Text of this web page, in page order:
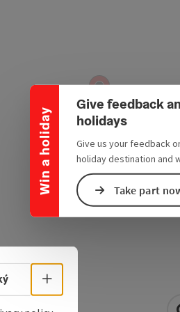
Win a holiday
Collapse banner
Give feedback
holidays
Give us your feedback
holiday destination and
Take part
Select language - Open